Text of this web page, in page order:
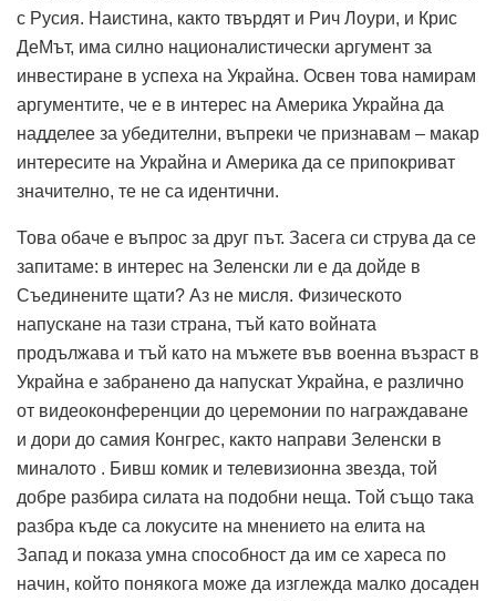
с Русия. Наистина, както твърдят и Рич Лоури, и Крис
ДеМът, има силно националистически аргумент за
инвестиране в успеха на Украйна. Освен това намирам
аргументите, че е в интерес на Америка Украйна да
надделее за убедителни, въпреки че признавам – макар
интересите на Украйна и Америка да се припокриват
значително, те не са идентични.
Това обаче е въпрос за друг път. Засега си струва да се
запитаме: в интерес на Зеленски ли е да дойде в
Съединените щати? Аз не мисля. Физическото
напускане на тази страна, тъй като войната
продължава и тъй като на мъжете във военна възраст в
Украйна е забранено да напускат Украйна, е различно
от видеоконференции до церемонии по награждаване
и дори до самия Конгрес, както направи Зеленски в
миналото . Бивш комик и телевизионна звезда, той
добре разбира силата на подобни неща. Той също така
разбра къде са локусите на мнението на елита на
Запад и показа умна способност да им се хареса по
начин, който понякога може да изглежда малко досаден